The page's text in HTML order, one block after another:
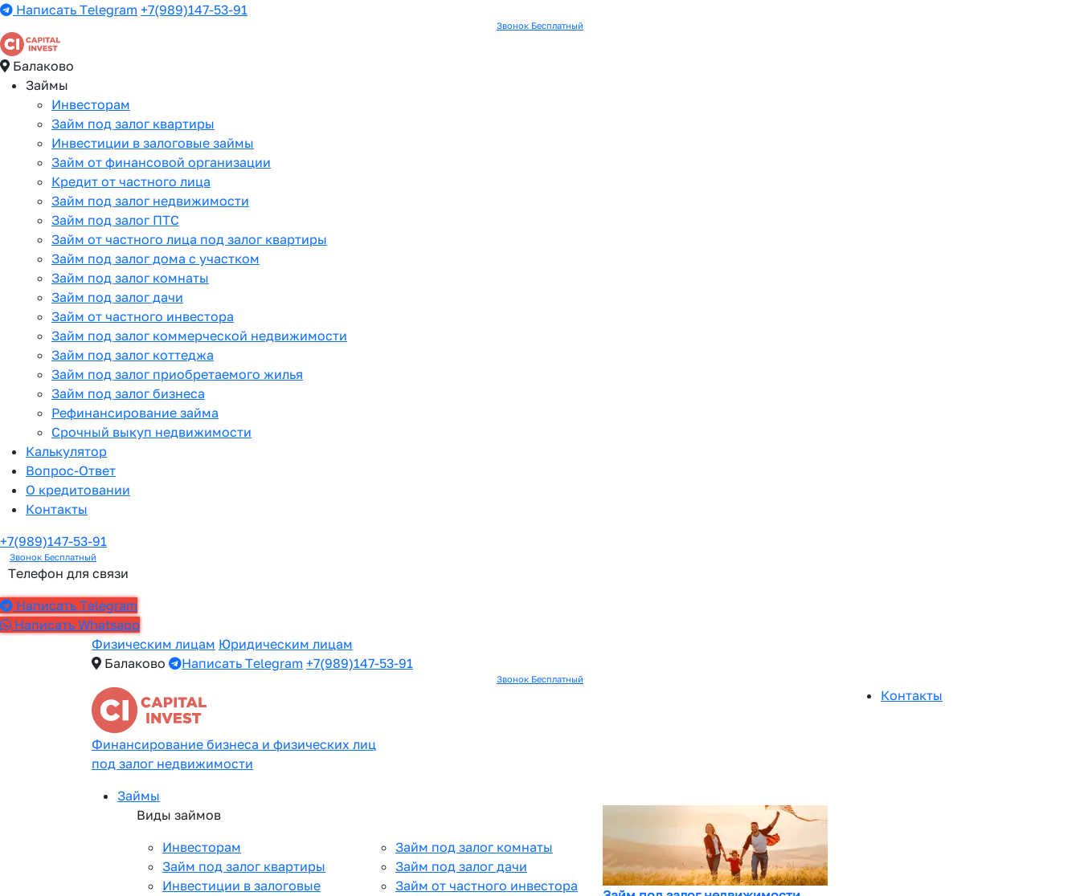
Написать Telegram +7(989)147-53-91
Звонок Бесплатный
Балаково
Займы
Инвесторам
Займ под залог квартиры
Инвестиции в залоговые займы
Займ от финансовой организации
Кредит от частного лица
Займ под залог недвижимости
Займ под залог ПТС
Займ от частного лица под залог квартиры
Займ под залог дома с участком
Займ под залог комнаты
Займ под залог дачи
Займ от частного инвестора
Займ под залог коммерческой недвижимости
Займ под залог коттеджа
Займ под залог приобретаемого жилья
Займ под залог бизнеса
Рефинансирование займа
Срочный выкуп недвижимости
Калькулятор
Вопрос-Ответ
О кредитовании
Контакты
+7(989)147-53-91
Звонок Бесплатный
Телефон для связи
Написать Telegram
Написать Whatsapp
Физическим лицам Юридическим лицам
Балаково
Написать Telegram +7(989)147-53-91
Звонок Бесплатный
Финансирование бизнеса и физических лиц
под залог недвижимости
Займы
Виды займов
Инвесторам
Займ под залог квартиры
Инвестиции в залоговые
Займ под залог комнаты
Займ под залог дачи
Займ от частного инвестора
Контакты